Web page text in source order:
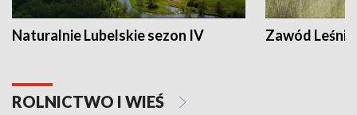
Naturalnie Lubelskie sezon IV Zawód Leśnik
ROLNICTWO I WIEŚ